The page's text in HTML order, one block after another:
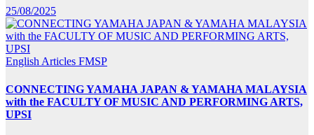
25/08/2025
English Articles FMSP
CONNECTING YAMAHA JAPAN & YAMAHA MALAYSIA
with the FACULTY OF MUSIC AND PERFORMING ARTS,
UPSI